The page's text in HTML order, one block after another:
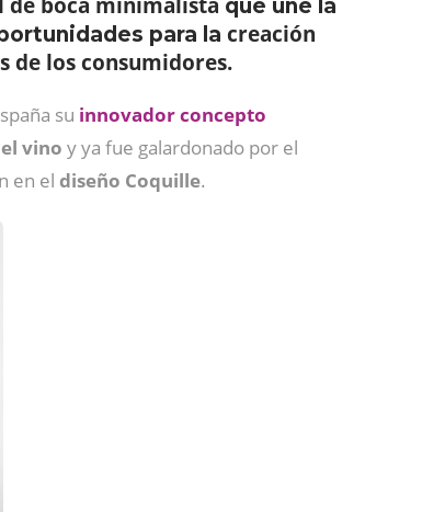
que une la
para la creación
de los consumidores.
su innovador concepto
vino y ya fue galardonado por el
en el diseño Coquille.